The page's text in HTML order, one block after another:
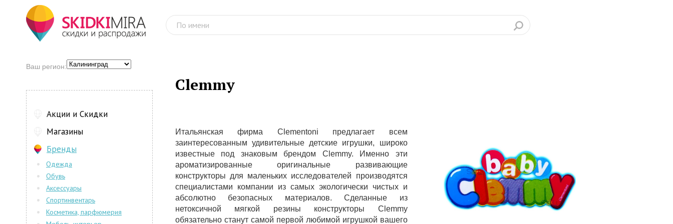
Clemmy
Итальянская фирма Clementoni предлагает всем
заинтересованным удивительные детские игрушки, широко
известные под знаковым брендом Clemmy. Именно эти
ароматизированные оригинальные развивающие
конструкторы для маленьких исследователей производятся
специалистами компании из самых экологически чистых и
абсолютно безопасных материалов. Сделанные из
нетоксичной мягкой резины конструкторы Clemmy
обязательно станут самой первой любимой игрушкой вашего
Ваш регион:
Акции и Скидки
Магазины
Бренды
Одежда
Обувь
Аксессуары
Спортинвентарь
Косметика, парфюмерия